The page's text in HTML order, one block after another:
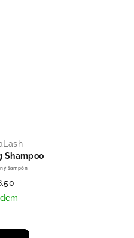
Shampoo
šampón